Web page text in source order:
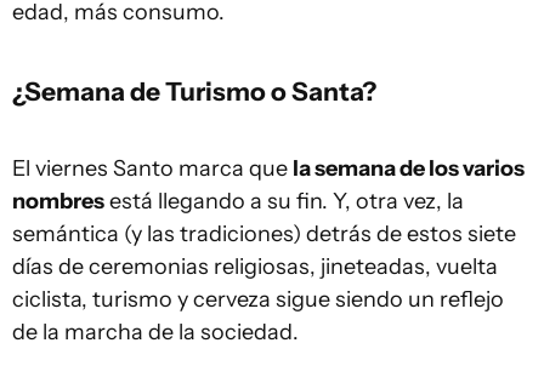
edad, más consumo.
¿Semana de Turismo o Santa?
El viernes Santo marca que la semana de los varios
nombresestá llegando a su fin. Y, otra vez, la
semántica (y las tradiciones) detrás de estos siete
días de ceremonias religiosas, jineteadas, vuelta
ciclista, turismo y cerveza sigue siendo un reflejo
de la marcha de la sociedad.